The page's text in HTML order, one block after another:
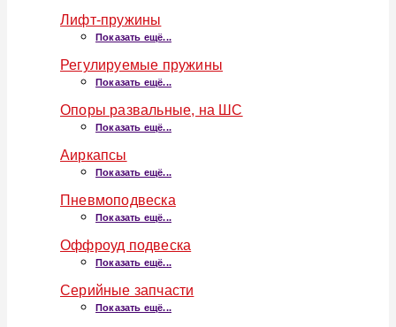
Лифт-пружины
Показать ещё...
Регулируемые пружины
Показать ещё...
Опоры развальные, на ШС
Показать ещё...
Аиркапсы
Показать ещё...
Пневмоподвеска
Показать ещё...
Оффроуд подвеска
Показать ещё...
Серийные запчасти
Показать ещё...